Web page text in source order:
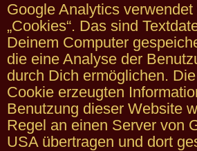
Google Analytics
„Cookies“. Das sind
Deinem Computer
die eine Analyse der
durch Dich ermöglichen.
Cookie erzeugten
Benutzung dieser Website
Regel an einen Server von
USA übertragen und dort